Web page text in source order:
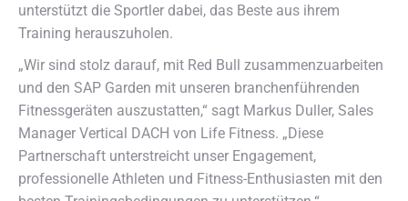
unterstützt die Sportler dabei, das Beste aus ihrem
Training herauszuholen.
„Wir sind stolz darauf, mit Red Bull zusammenzuarbeiten
und den SAP Garden mit unseren branchenführenden
Fitnessgeräten auszustatten,“ sagt Markus Duller, Sales
Manager Vertical DACH von Life Fitness. „Diese
Partnerschaft unterstreicht unser Engagement,
professionelle Athleten und Fitness-Enthusiasten mit den